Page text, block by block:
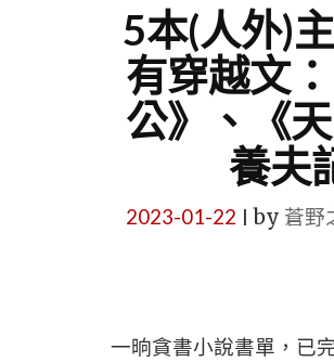
5本(人外)
有穿越文
公》、《
養夫
2023-01-22 by 蒼野
一晌貪書小說書單，已